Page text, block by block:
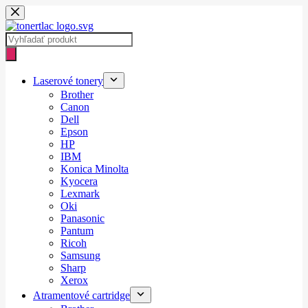
Skip
to
content
Products
search
Laserové tonery
Brother
Canon
Dell
Epson
HP
IBM
Konica Minolta
Kyocera
Lexmark
Oki
Panasonic
Pantum
Ricoh
Samsung
Sharp
Xerox
Atramentové cartridge